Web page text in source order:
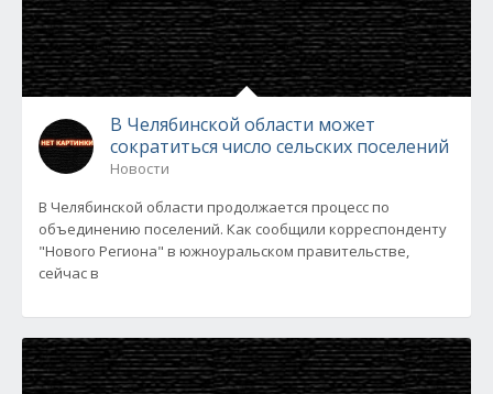
В Челябинской области может
сократиться число сельских поселений
Новости
В Челябинской области продолжается процесс по
объединению поселений. Как сообщили корреспонденту
"Нового Региона" в южноуральском правительстве,
сейчас в